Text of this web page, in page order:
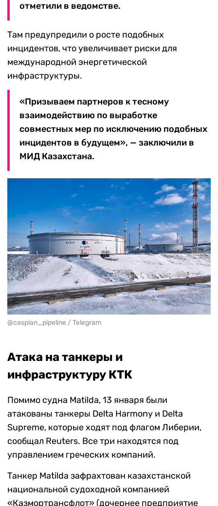
отметили в ведомстве.
Там предупредили о росте подобных
инцидентов, что увеличивает риски для
международной энергетической
инфраструктуры.
«Призываем партнеров к тесному
взаимодействию по выработке
совместных мер по исключению подобных
инцидентов в будущем», — заключили в
МИД Казахстана.
@caspian_pipeline / Telegram
Атака на танкеры и
инфраструктуру КТК
Помимо судна Matilda, 13 января были
атакованы танкеры Delta Harmony и Delta
Supreme, которые ходят под флагом Либерии,
сообщал Reuters. Все три находятся под
управлением греческих компаний.
Танкер Matilda зафрахтован казахстанской
национальной судоходной компанией
«Казмортрансфлот» (дочернее предприятие